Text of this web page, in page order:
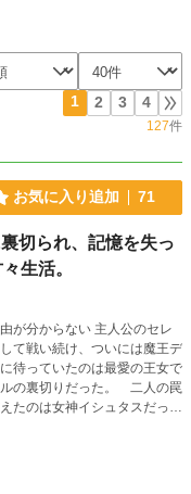
1 2 3 4
127件
お気に入り追加 71
切られ、記憶を失っ
生活。
が分からない 主人公のセレ
て戦い続け、ついには魔王デ
待っていたのは最愛の王女で
の裏切りだった。 二人の罠
たのは女神イシュタスだっ
為に再びイシュタスが転移
った。 悩んだ末ジャンルをS
への応募の為 転移した年号